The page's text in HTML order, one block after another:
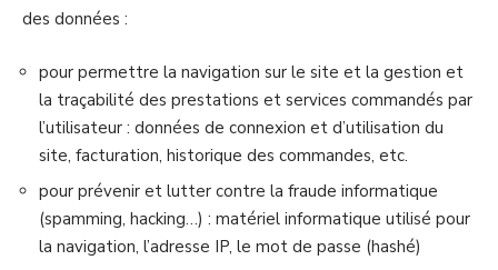
des données :
pour permettre la navigation sur le site et la gestion et
la traçabilité des prestations et services commandés par
l’utilisateur : données de connexion et d’utilisation du
site, facturation, historique des commandes, etc.
pour prévenir et lutter contre la fraude informatique
(spamming, hacking…) : matériel informatique utilisé pour
la navigation, l’adresse IP, le mot de passe (hashé)